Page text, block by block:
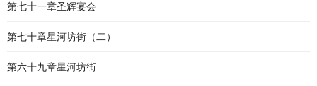
第七十一章圣辉宴会
第七十章星河坊街（二）
第六十九章星河坊街